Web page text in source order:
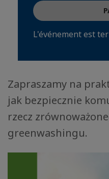
L'événement est
Zapraszamy na
jak bezpiecznie
rzecz
greenwashingu.